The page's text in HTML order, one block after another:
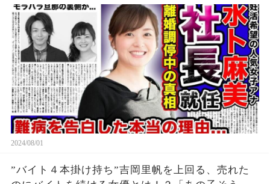
がやば
2024/08/01
”バイト４本掛け持ち”吉岡里帆を上回る、売れた